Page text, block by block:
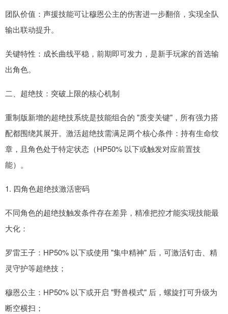
团队价值：声援技能可让穆恩公主的伤害进一步翻倍，实现全队
输出联动提升。
关键特性：成长曲线平稳，前期即可发力，是新手玩家的首选输
出角色。
二、超绝技：突破上限的核心机制
重制版新增的超绝技系统是技能组合的 "质变关键"，所有强力搭
配都围绕其展开。激活超绝技需满足两个核心条件：持有生命纹
章，且角色处于特定状态（HP50% 以下或触发对应前置技
能）。
1. 四角色超绝技激活密码
不同角色的超绝技触发条件存在差异，精准把控才能实现技能最
大化：
罗雷王子：HP50% 以下或使用 "集中精神" 后，可激活钉击、精
灵守护等超绝技；
穆恩公主：HP50% 以下或开启 "野兽模式" 后，螺旋打可升级为
断空横扫；